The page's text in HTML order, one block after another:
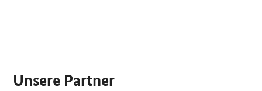
Unsere Partner